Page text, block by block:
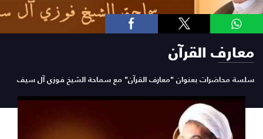
معارف القرآن
سلسة محاضرات بعنوان "معارف القرآن" مع سماحة الشيخ فوزي آل سيف